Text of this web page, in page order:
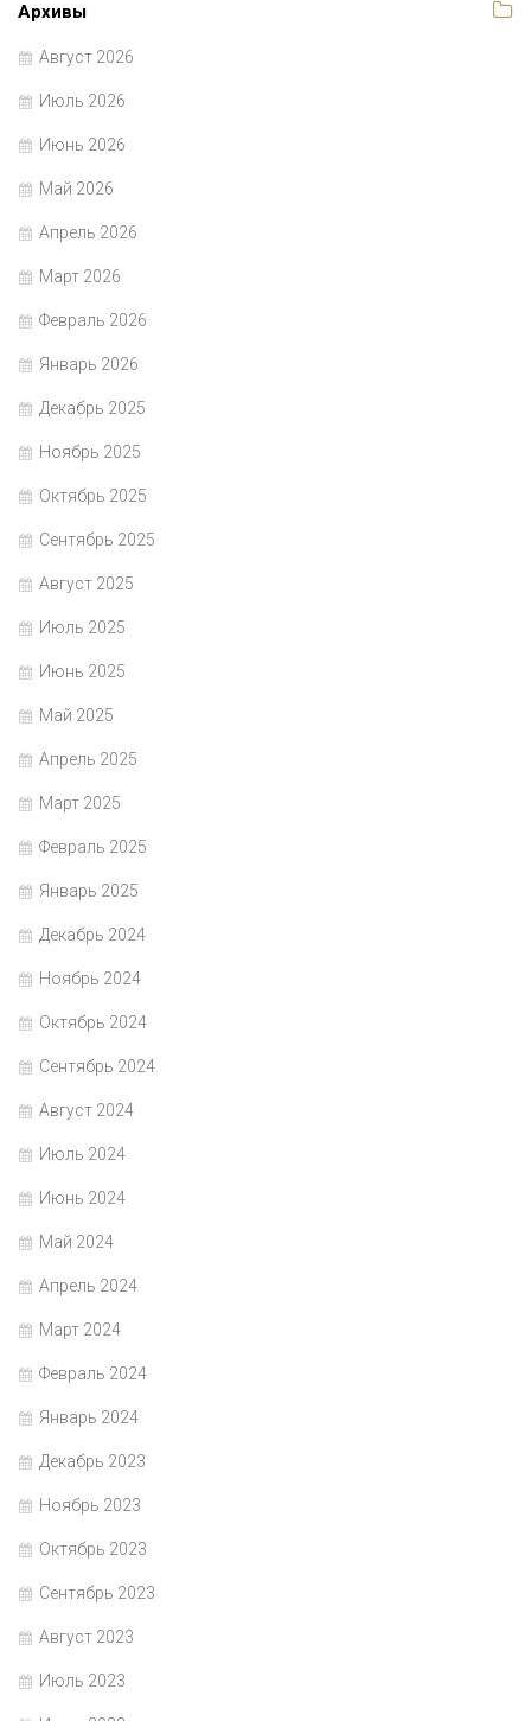
Архивы
Август 2026
Июль 2026
Июнь 2026
Май 2026
Апрель 2026
Март 2026
Февраль 2026
Январь 2026
Декабрь 2025
Ноябрь 2025
Октябрь 2025
Сентябрь 2025
Август 2025
Июль 2025
Июнь 2025
Май 2025
Апрель 2025
Март 2025
Февраль 2025
Январь 2025
Декабрь 2024
Ноябрь 2024
Октябрь 2024
Сентябрь 2024
Август 2024
Июль 2024
Июнь 2024
Май 2024
Апрель 2024
Март 2024
Февраль 2024
Январь 2024
Декабрь 2023
Ноябрь 2023
Октябрь 2023
Сентябрь 2023
Август 2023
Июль 2023